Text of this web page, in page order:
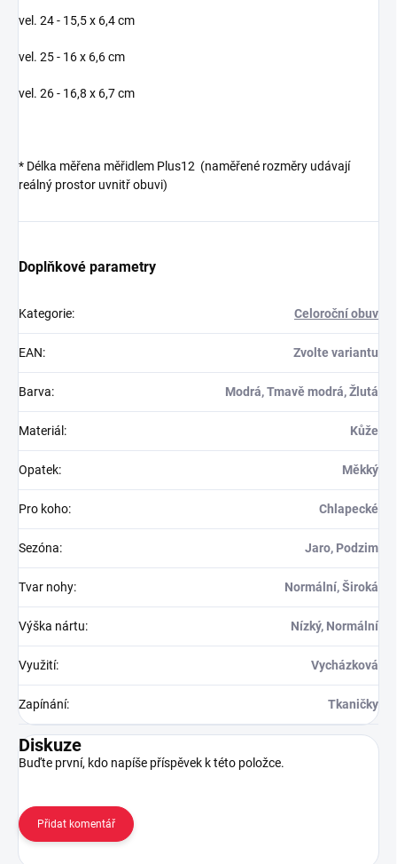
vel. 24 - 15,5 x 6,4 cm
vel. 25 - 16 x 6,6 cm
vel. 26 - 16,8 x 6,7 cm
* Délka měřena měřidlem Plus12 (naměřené rozměry udávají
reálný prostor uvnitř obuvi)
Doplňkové parametry
Kategorie: Celoroční obuv
EAN: Zvolte variantu
Barva: Modrá, Tmavě modrá, Žlutá
Materiál : Kůže
Opatek: Měkký
Pro koho: Chlapecké
Sezóna: Jaro, Podzim
Tvar nohy: Normální, Široká
Výška nártu: Nízký, Normální
Využití: Vycházková
Zapínání: Tkaničky
Diskuze
Buďte první, kdo napíše příspěvek k této položce.
Přidat komentář